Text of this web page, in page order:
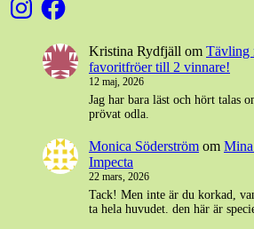
Kristina Rydfjäll om Tävling
favoritfröer till 2 vinnare!
12 maj, 2026
Jag har bara läst och hört talas
prövat odla.
Monica Söderström om
Impecta
22 mars, 2026
Tack! Men inte är du korkad,
ta hela huvudet. den här är